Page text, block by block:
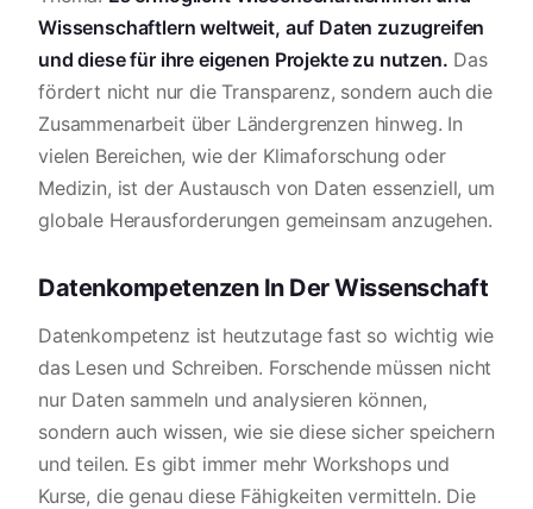
Wissenschaftlern weltweit, auf Daten zuzugreifen
und diese für ihre eigenen Projekte zu nutzen. Das
fördert nicht nur die Transparenz, sondern auch die
Zusammenarbeit über Ländergrenzen hinweg. In
vielen Bereichen, wie der Klimaforschung oder
Medizin, ist der Austausch von Daten essenziell, um
globale Herausforderungen gemeinsam anzugehen.
Datenkompetenzen In Der Wissenschaft
Datenkompetenz ist heutzutage fast so wichtig wie
das Lesen und Schreiben. Forschende müssen nicht
nur Daten sammeln und analysieren können,
sondern auch wissen, wie sie diese sicher speichern
und teilen. Es gibt immer mehr Workshops und
Kurse, die genau diese Fähigkeiten vermitteln. Die